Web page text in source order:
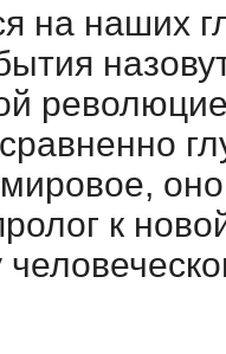
на наших
оно
к